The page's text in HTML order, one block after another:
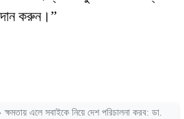
করুন।”
ক্ষমতায় এলে সবাইকে নিয়ে দেশ পরিচালনা করব: ডা.